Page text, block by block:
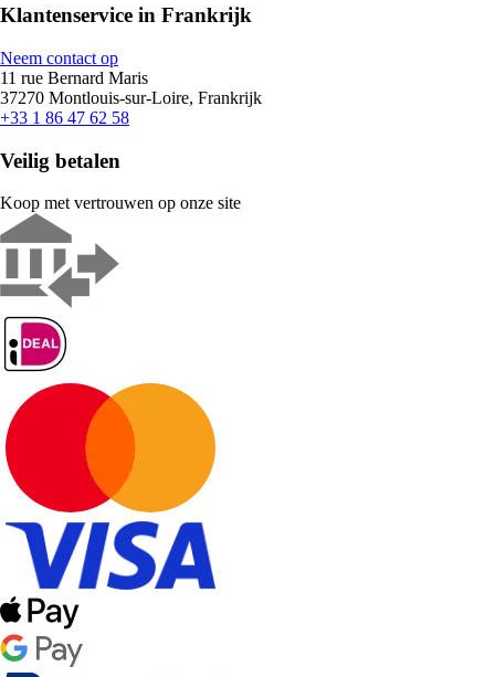
Klantenservice in Frankrijk
Neem contact op
11 rue Bernard Maris
37270 Montlouis-sur-Loire, Frankrijk
+33 1 86 47 62 58
Veilig betalen
Koop met vertrouwen op onze site